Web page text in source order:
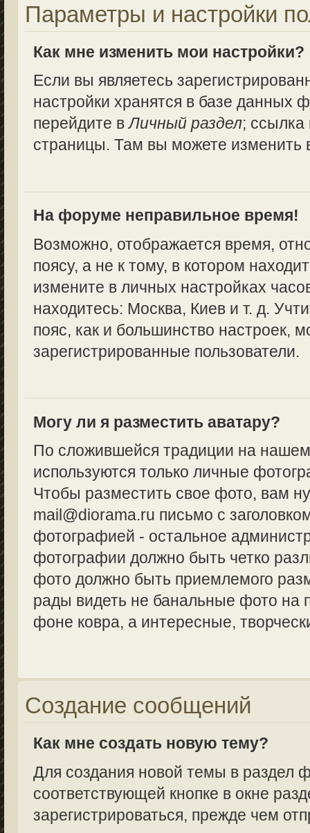
Параметры и настройки
Как мне изменить мои настройки?
Если вы являетесь
настройки хранятся в базе данных
перейдите вЛичный раздел; ссылка
страницы. Там вы можете изменить
На форуме неправильное время!
Возможно, отображается время,
поясу, а не к тому, в котором
измените в личных настройках
находитесь: Москва, Киев и т. д.
пояс, как и большинство настроек,
зарегистрированные пользователи.
Могу ли я разместить аватару?
По сложившейся традиции на
используются только личные
Чтобы разместить свое фото, вам
mail@diorama.ru письмо с
фотографией - остальное
фотографии должно быть четко
фото должно быть приемлемого
рады видеть не банальные фото на
фоне ковра, а интересные,
Создание сообщений
Как мне создать новую тему?
Для создания новой темы в раздел
соответствующей кнопке в окне
зарегистрироваться, прежде чем